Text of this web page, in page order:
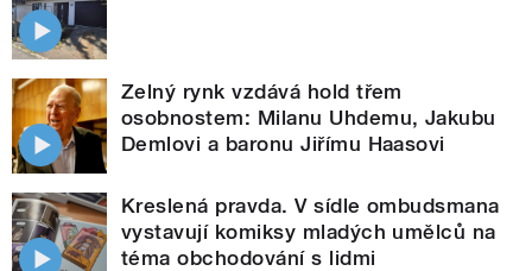
Zelný rynk vzdává hold třem
osobnostem: Milanu Uhdemu, Jakubu
Demlovi a baronu Jiřímu Haasovi
Kreslená pravda. V sídle ombudsmana
vystavují komiksy mladých umělců na
téma obchodování s lidmi